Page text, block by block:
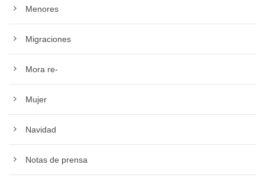
Menores
Migraciones
Mora re-
Mujer
Navidad
Notas de prensa